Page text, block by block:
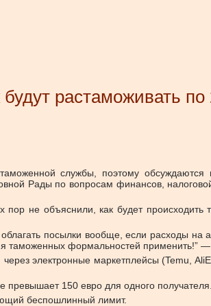
растаможивать
службы, поэтому
Рады по вопросам финансов,
пор не объяснили, как будет
посылки вообще, если расходы на
таможенных формальностей применить!”
электронные маркетплейсы (Temu,
150 евро для одного получателя.
беспошлинный лимит.